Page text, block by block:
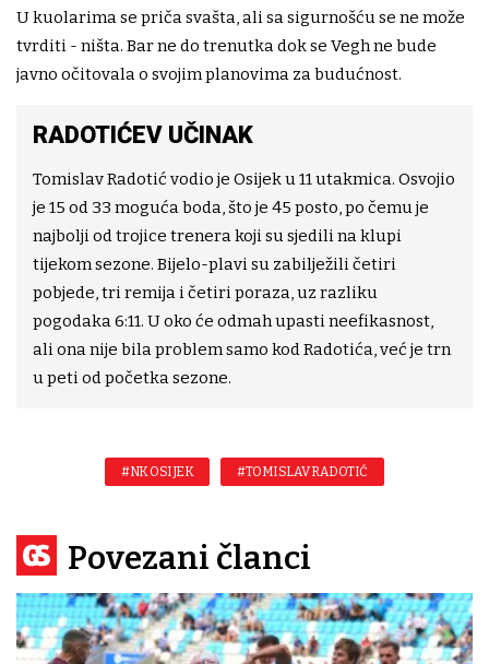
U kuolarima se priča svašta, ali sa sigurnošću se ne može
tvrditi - ništa. Bar ne do trenutka dok se Vegh ne bude
javno očitovala o svojim planovima za budućnost.
RADOTIĆEV UČINAK
Tomislav Radotić vodio je Osijek u 11 utakmica. Osvojio
je 15 od 33 moguća boda, što je 45 posto, po čemu je
najbolji od trojice trenera koji su sjedili na klupi
tijekom sezone. Bijelo-plavi su zabilježili četiri
pobjede, tri remija i četiri poraza, uz razliku
pogodaka 6:11. U oko će odmah upasti neefikasnost,
ali ona nije bila problem samo kod Radotića, već je trn
u peti od početka sezone.
#NK OSIJEK #TOMISLAV RADOTIĆ
Povezani članci